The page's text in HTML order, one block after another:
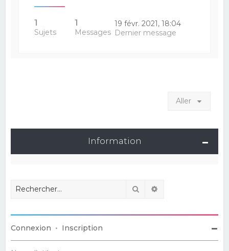
1
Sujets
1
Messages
19 févr. 2021, 18:04
Dernier message
Aller
Information
Rechercher
Connexion • Inscription